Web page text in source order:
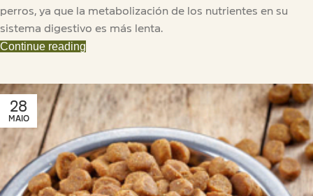
perros, ya que la metabolización de los nutrientes en su
sistema digestivo es más lenta.
Continue reading
28
MAIO